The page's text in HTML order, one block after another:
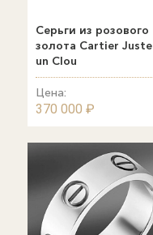
Серьги из розового
золота Cartier Juste
un Clou
Цена:
370 000 ₽